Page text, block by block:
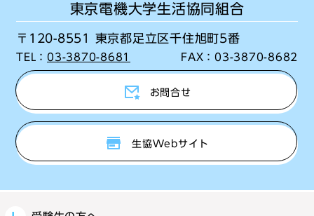
東京電機大学生活協同組合
〒120-8551 東京都足立区千住旭町5番
TEL： 03-3870-8681 FAX： 03-3870-8682
お問合せ
生協Webサイト